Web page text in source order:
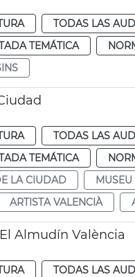
TODAS LAS
TEMÁTICA
TODAS LAS
TEMÁTICA
LA CIUDAD
ARTISTA VALENCIÀ
Almudín València
TODAS LAS